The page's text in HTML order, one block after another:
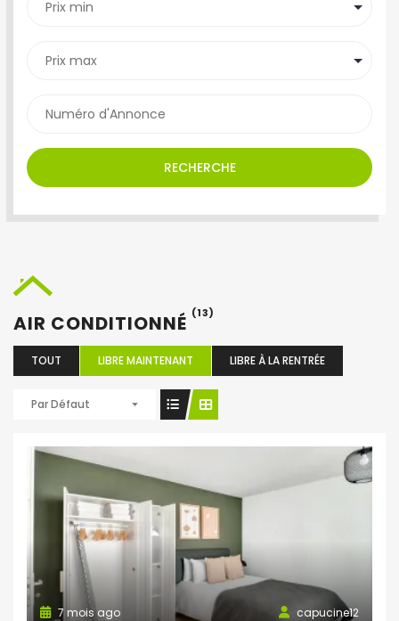
RECHERCHE
AIR CONDITIONNÉ (13)
TOUT LIBRE MAINTENANT LIBRE À LA RENTRÉE
Par Défaut
capucine12
7 mois ago